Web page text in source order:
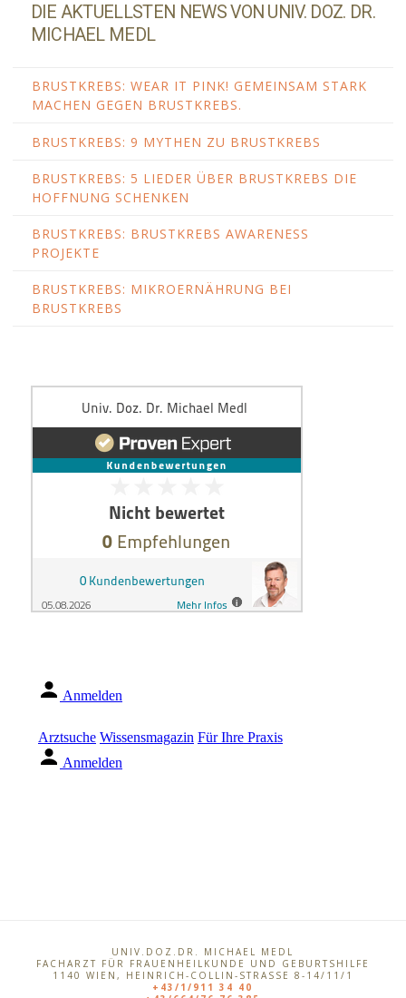
DIE AKTUELLSTEN NEWS VON UNIV. DOZ. DR.
MICHAEL MEDL
BRUSTKREBS: WEAR IT PINK! GEMEINSAM STARK
MACHEN GEGEN BRUSTKREBS.
BRUSTKREBS: 9 MYTHEN ZU BRUSTKREBS
BRUSTKREBS: 5 LIEDER ÜBER BRUSTKREBS DIE
HOFFNUNG SCHENKEN
BRUSTKREBS: BRUSTKREBS AWARENESS
PROJEKTE
BRUSTKREBS: MIKROERNÄHRUNG BEI
BRUSTKREBS
UNIV.DOZ.DR. MICHAEL MEDL
FACHARZT FÜR FRAUENHEILKUNDE UND GEBURTSHILFE
1140 WIEN , HEINRICH-COLLIN-STRASSE 8-14/11/1
+43/1/911 34 40